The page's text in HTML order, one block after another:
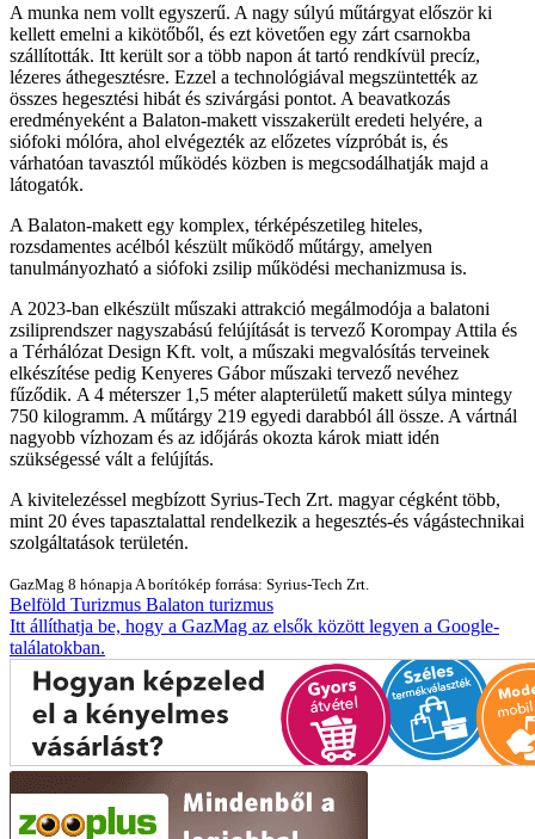
A munka nem vollt egyszerű. A nagy súlyú műtárgyat először ki
kellett emelni a kikötőből, és ezt követően egy zárt csarnokba
szállították. Itt került sor a több napon át tartó rendkívül precíz,
lézeres áthegesztésre. Ezzel a technológiával megszüntették az
összes hegesztési hibát és szivárgási pontot. A beavatkozás
eredményeként a Balaton-makett visszakerült eredeti helyére, a
siófoki mólóra, ahol elvégezték az előzetes vízpróbát is, és
várhatóan tavasztól működés közben is megcsodálhatják majd a
látogatók.
A Balaton-makett egy komplex, térképészetileg hiteles,
rozsdamentes acélból készült működő műtárgy, amelyen
tanulmányozható a siófoki zsilip működési mechanizmusa is.
A 2023-ban elkészült műszaki attrakció megálmodója a balatoni
zsiliprendszer nagyszabású felújítását is tervező Korompay Attila és
a Térhálózat Design Kft. volt, a műszaki megvalósítás terveinek
elkészítése pedig Kenyeres Gábor műszaki tervező nevéhez
fűződik. A 4 méterszer 1,5 méter alapterületű makett súlya mintegy
750 kilogramm. A műtárgy 219 egyedi darabból áll össze. A vártnál
nagyobb vízhozam és az időjárás okozta károk miatt idén
szükségessé vált a felújítás.
A kivitelezéssel megbízott Syrius-Tech Zrt. magyar cégként több,
mint 20 éves tapasztalattal rendelkezik a hegesztés-és vágástechnikai
szolgáltatások területén.
GazMag 8 hónapja A borítókép forrása: Syrius-Tech Zrt.
Belföld Turizmus Balaton turizmus
Itt állíthatja be, hogy a GazMag az elsők között legyen a Google-
találatokban.